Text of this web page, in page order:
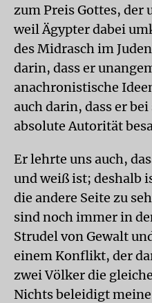
zum Preis Gottes, der
weil Ägypter dabei
des Midrasch im
darin, dass er
anachronistische
auch darin, dass er
absolute Autorität
Er lehrte uns auch,
und weiß ist; deshalb
die andere Seite zu
sind noch immer in
Strudel von Gewalt
einem Konflikt, der
zwei Völker die
Nichts beleidigt